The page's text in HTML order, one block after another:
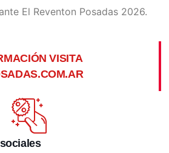
El Reventon Posadas 2026.
VISITA